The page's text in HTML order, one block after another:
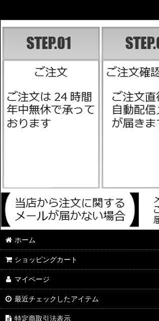
ホーム
ショッピングカート
マイページ
最近チェックしたアイテム
特定商取引法表示